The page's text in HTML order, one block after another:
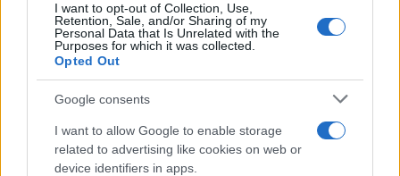
I want to opt-out of Collection, Use,
Retention, Sale, and/or Sharing of my
Personal Data that Is Unrelated with the
Purposes for which it was collected.
Opted Out
Google consents
I want to allow Google to enable storage
related to advertising like cookies on web or
device identifiers in apps.
Corte dei conti, la riforma a
metà: si poteva fare di più
Chi firma non deve avere paura, chi paga le tasse
solo punire, ma aiutare la buona
amministrazione